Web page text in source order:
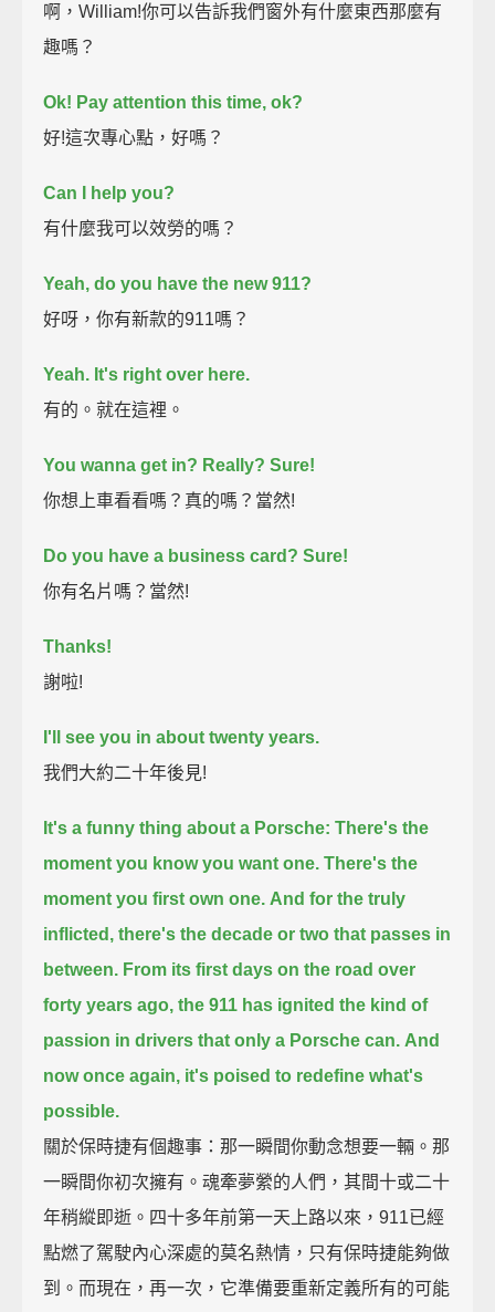
啊，William!你可以告訴我們窗外有什麼東西那麼有
趣嗎？
Ok! Pay attention this time, ok?
好!這次專心點，好嗎？
Can I help you?
有什麼我可以效勞的嗎？
Yeah, do you have the new 911?
好呀，你有新款的911嗎？
Yeah. It's right over here.
有的。就在這裡。
You wanna get in? Really? Sure!
你想上車看看嗎？真的嗎？當然!
Do you have a business card? Sure!
你有名片嗎？當然!
Thanks!
謝啦!
I'll see you in about twenty years.
我們大約二十年後見!
It's a funny thing about a Porsche: There's the
moment you know you want one. There's the
moment you first own one. And for the truly
inflicted, there's the decade or two that passes in
between. From its first days on the road over
forty years ago, the 911 has ignited the kind of
passion in drivers that only a Porsche can. And
now once again, it's poised to redefine what's
possible.
關於保時捷有個趣事：那一瞬間你動念想要一輛。那
一瞬間你初次擁有。魂牽夢縈的人們，其間十或二十
年稍縱即逝。四十多年前第一天上路以來，911已經
點燃了駕駛內心深處的莫名熱情，只有保時捷能夠做
到。而現在，再一次，它準備要重新定義所有的可能